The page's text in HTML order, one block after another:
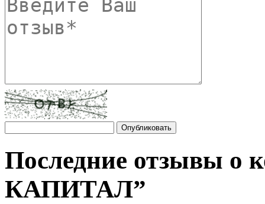
Последние отзывы о
КАПИТАЛ”